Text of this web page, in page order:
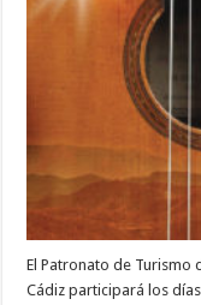
El Patronato de Turismo
Cádiz participará los